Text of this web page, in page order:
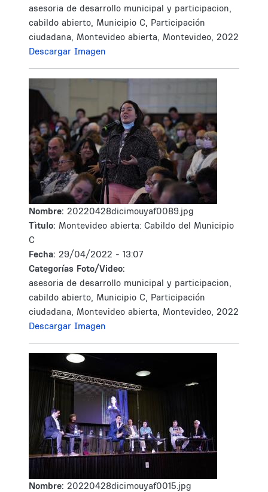
asesoria de desarrollo municipal y participacion,
cabildo abierto, Municipio C, Participación
ciudadana, Montevideo abierta, Montevideo, 2022
Descargar Imagen
Nombre: 20220428dicimouyaf0089.jpg
Tìtulo: Montevideo abierta: Cabildo del Municipio
C
Fecha: 29/04/2022 - 13:07
Categorías Foto/Video:
asesoria de desarrollo municipal y participacion,
cabildo abierto, Municipio C, Participación
ciudadana, Montevideo abierta, Montevideo, 2022
Descargar Imagen
Nombre: 20220428dicimouyaf0015.jpg